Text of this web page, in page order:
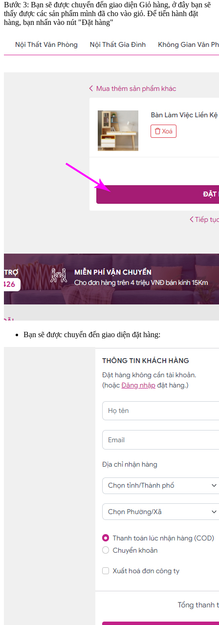
Bước 3: Bạn sẽ được chuyển đến giao diện Giỏ hàng, ở đây bạn sẽ
thấy được các sản phẩm mình đã cho vào giỏ. Để tiến hành đặt
hàng, bạn nhấn vào nút "Đặt hàng"
Bạn sẽ được chuyển đến giao diện đặt hàng: